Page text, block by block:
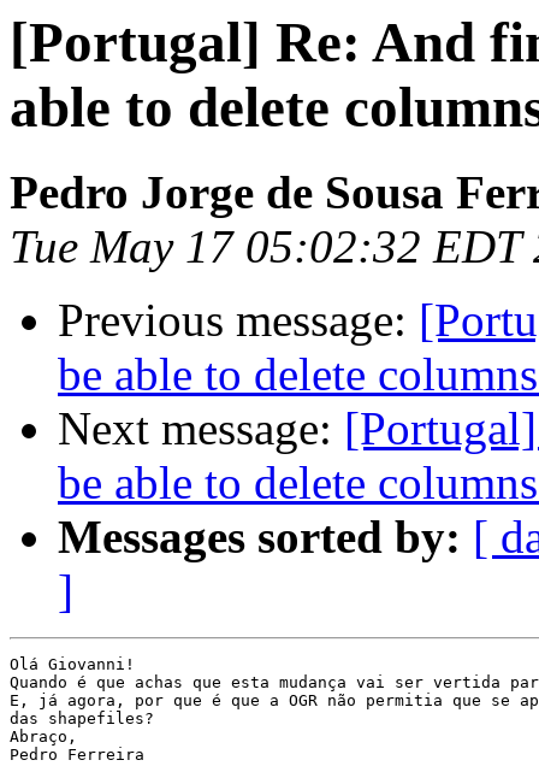
[Portugal] Re: And
able to delete
Pedro Jorge de Sousa
Tue May 17 05:02:32 EDT
Previous message:
be able to delete
Next message:
be able to delete
Messages sorted by: [
]
Olá Giovanni!
Quando é que achas que esta mudança vai ser vertida
E, já agora, por que é que a OGR não permitia que se
das shapefiles?
Abraço,
Pedro Ferreira